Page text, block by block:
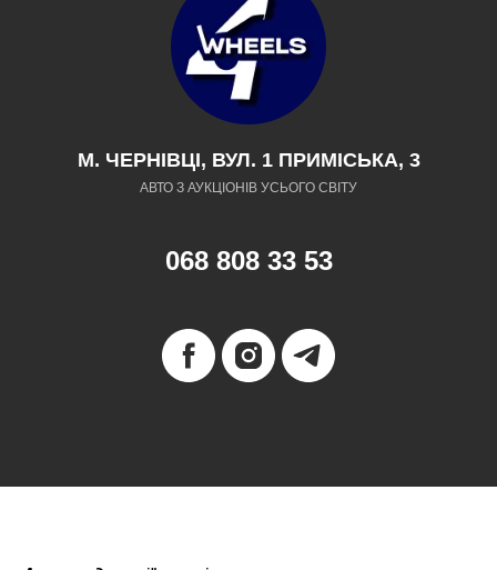
М. ЧЕРНІВЦІ, ВУЛ. 1 ПРИМІСЬКА, 3
АВТО З АУКЦІОНІВ УСЬОГО СВІТУ
068 808 33 53